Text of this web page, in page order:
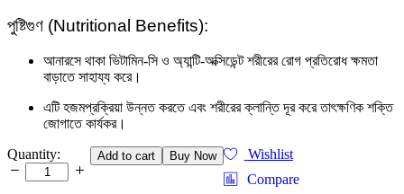
পুষ্টিগুণ (Nutritional Benefits):
আনারসে থাকা ভিটামিন-সি ও অ্যান্টি-অক্সিডেন্ট শরীরের রোগ প্রতিরোধ ক্ষমতা
বাড়াতে সাহায্য করে।
এটি হজমপ্রক্রিয়া উন্নত করতে এবং শরীরের ক্লান্তি দূর করে তাৎক্ষণিক শক্তি
জোগাতে কার্যকর।
পাহাড়ি
আনারসের
জেলি
Quantity: Add to cart Buy Now
Wishlist
Compare